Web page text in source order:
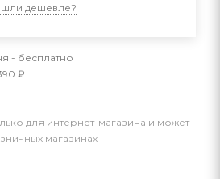
дешевле?
- бесплатно
₽
для интернет-магазина и может
магазинах